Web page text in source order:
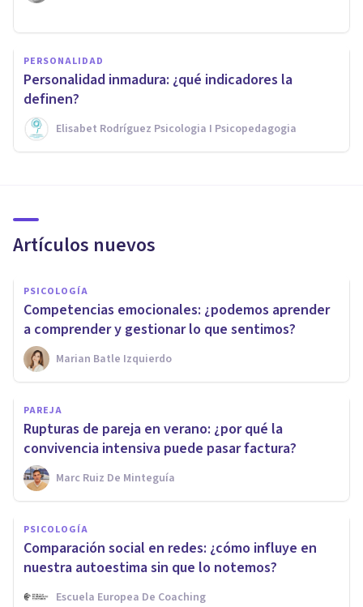
PERSONALIDAD
Personalidad inmadura: ¿qué indicadores la
definen?
Elisabet Rodríguez Psicologia I Psicopedagogia
Artículos nuevos
PSICOLOGÍA
Competencias emocionales: ¿podemos aprender
a comprender y gestionar lo que sentimos?
Marian Batle Izquierdo
PAREJA
Rupturas de pareja en verano: ¿por qué la
convivencia intensiva puede pasar factura?
Marc Ruiz De Minteguía
PSICOLOGÍA
Comparación social en redes: ¿cómo influye en
nuestra autoestima sin que lo notemos?
Escuela Europea De Coaching